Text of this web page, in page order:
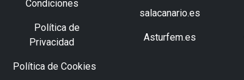
Condiciones
Política de
Privacidad
Política de Cookies
salacanario.es
Asturfem.es